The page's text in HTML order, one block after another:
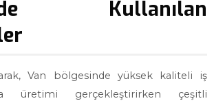
Kullanılan
Van bölgesinde yüksek kaliteli iş
üretimi gerçekleştirirken çeşitli